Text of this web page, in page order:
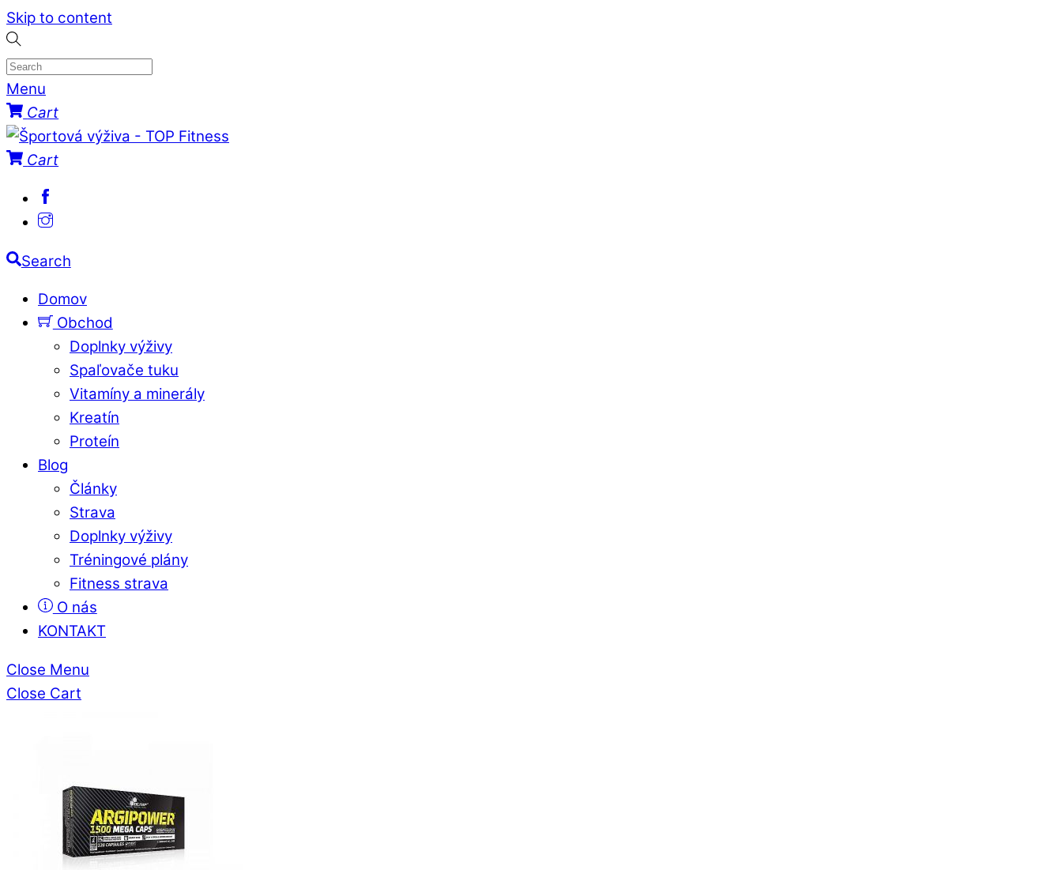
Skip to content
Menu
Cart
Cart
Search
Domov
Obchod
Doplnky výživy
Spaľovače tuku
Vitamíny a minerály
Kreatín
Proteín
Blog
Články
Strava
Doplnky výživy
Tréningové plány
Fitness strava
O nás
KONTAKT
Close Menu
Close Cart